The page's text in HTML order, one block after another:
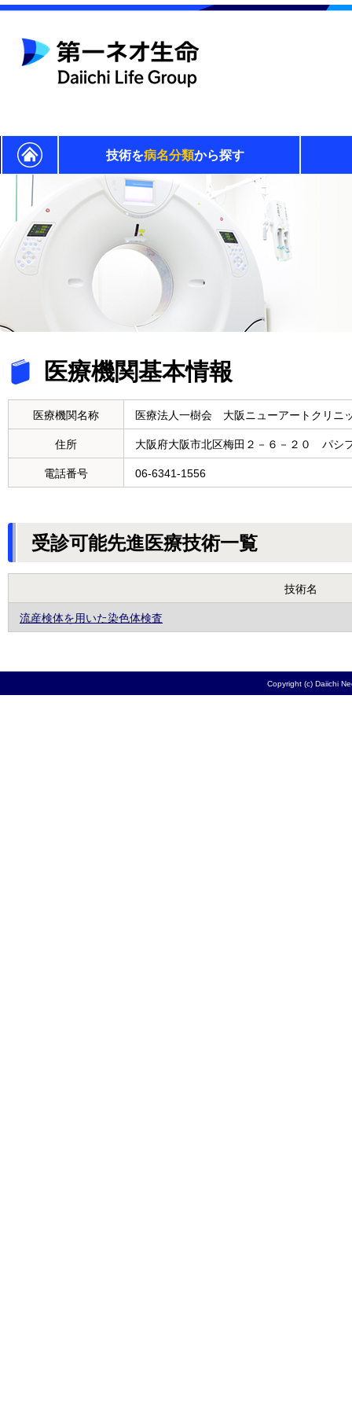
技術を病名分類から探す
医療機関基本情報
医療機関名称 医療法人一樹会 大阪ニューアートクリニ
住所 大阪府大阪市北区梅田２－６－２０ パシ
電話番号 06-6341-1556
受診可能先進医療技術一覧
技術名
流産検体を用いた染色体検査
Copyright (c) Daiichi